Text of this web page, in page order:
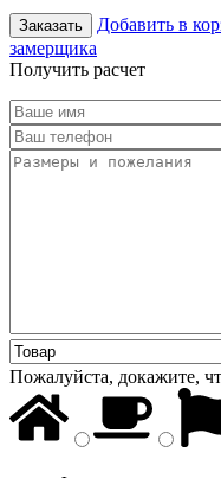
Заказать Добавить в
замерщика
Получить расчет
Пожалуйста, докажите,